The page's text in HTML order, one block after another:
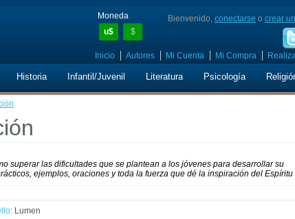
Moneda
u$
$
Bienvenido, conectarse o crear
Inicio Autores Mi Cuenta Mi Compra
Historia Infantil/Juvenil Literatura Psicología
superar las dificultades que se plantean a los jóvenes para desarrollar su
ejemplos, oraciones y toda la fuerza que dé la inspiración del Espíritu
Lumen